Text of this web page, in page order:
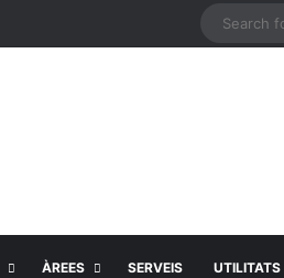
ÀREES SERVEIS UTILITATS